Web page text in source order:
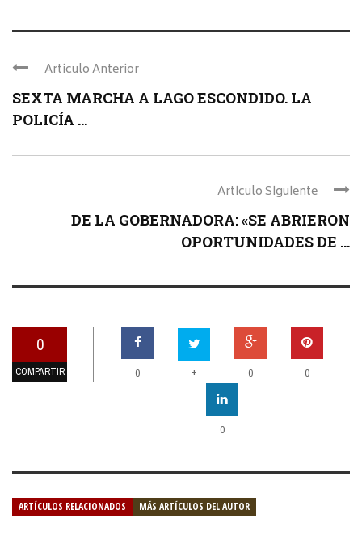
Articulo Anterior
SEXTA MARCHA A LAGO ESCONDIDO. LA
POLICÍA ...
Articulo Siguiente
DE LA GOBERNADORA: «SE ABRIERON
OPORTUNIDADES DE ...
0
COMPARTIR 0 + 0 0
0
ARTÍCULOS RELACIONADOS MÁS ARTÍCULOS DEL AUTOR